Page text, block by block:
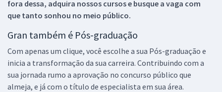
fora dessa, adquira nossos cursos e busque a vaga com
que tanto sonhou no meio público.
Gran também é Pós-graduação
Com apenas um clique, você escolhe a sua Pós-graduação e
inicia a transformação da sua carreira. Contribuindo com a
sua jornada rumo a aprovação no concurso público que
almeja, e já com o título de especialista em sua área.